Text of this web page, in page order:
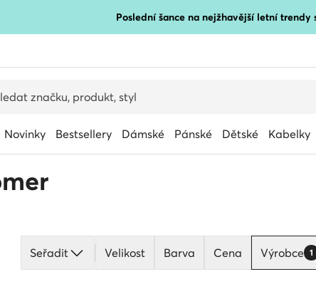
Poslední šance na nejžhavější letní trendy
Novinky Bestsellery Dámské Pánské Dětské Kabelky
Seřadit Velikost Barva Cena Výrobce 1